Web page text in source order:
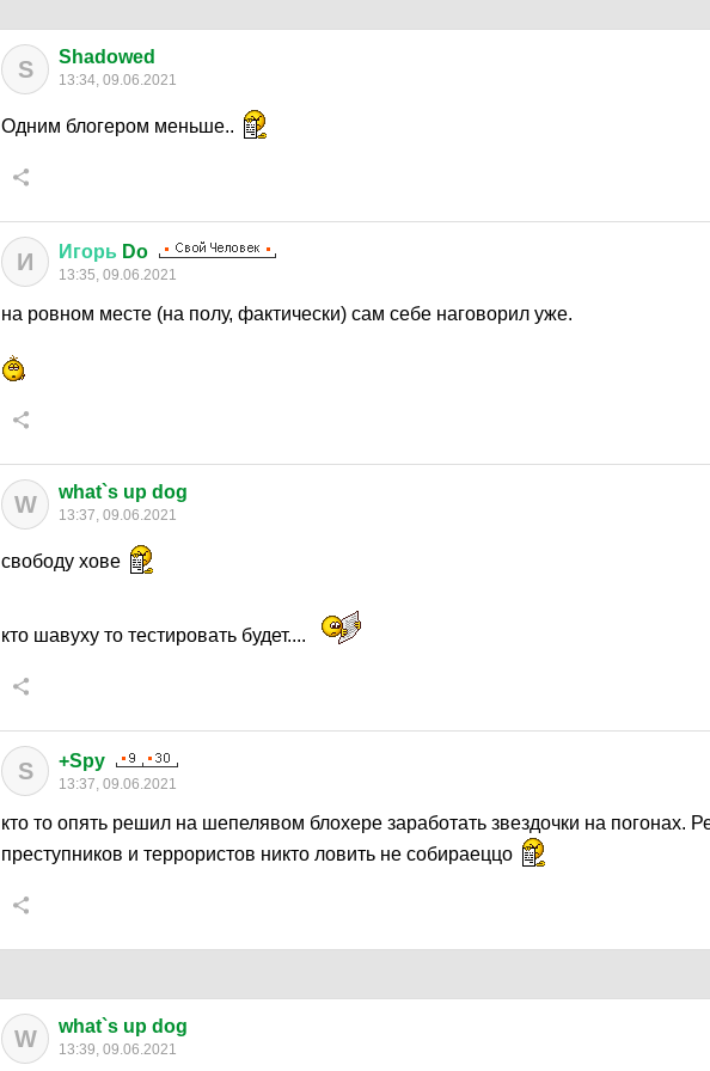
S Shadowed
13:34, 09.06.2021
Одним блогером меньше..
И Игорь Do
13:35, 09.06.2021
на ровном месте (на полу, фактически) сам себе наговорил уже.
W what`s up dog
13:37, 09.06.2021
свободу хове
кто шавуху то тестировать будет....
S +Spy
13:37, 09.06.2021
кто то опять решил на шепелявом блохере заработать звездочки на погонах.
преступников и террористов никто ловить не собираеццо
W what`s up dog
13:39, 09.06.2021